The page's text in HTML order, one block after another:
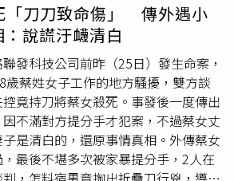
「刀刀致命傷」 傳外遇小
說謊汙衊清白
發科技公司前昨（25日）發生命案，
歲蔡姓女子工作的地方騷擾，雙方談
竟持刀將蔡女殺死。事發後一度傳出
不滿對方提分手才犯案，不過蔡女丈
是清白的，還原事情真相。外傳蔡女
最後不堪多次被家暴提分手，2人在